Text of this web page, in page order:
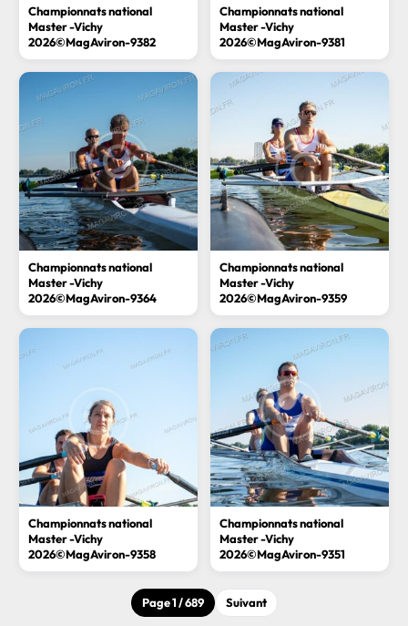
Championnats national
Master -Vichy
2026©MagAviron-9382
Championnats national
Master -Vichy
2026©MagAviron-9381
Championnats national
Master -Vichy
2026©MagAviron-9364
Championnats national
Master -Vichy
2026©MagAviron-9359
Championnats national
Master -Vichy
2026©MagAviron-9358
Championnats national
Master -Vichy
2026©MagAviron-9351
Page 1 / 689 Suivant